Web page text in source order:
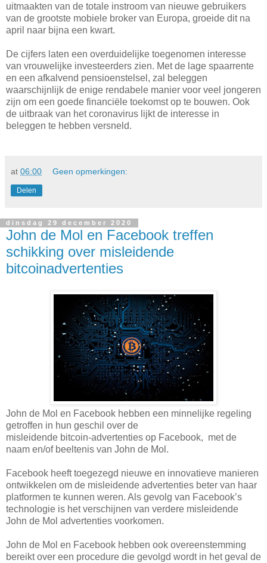
uitmaakten van de totale instroom van nieuwe gebruikers
van de grootste mobiele broker van Europa, groeide dit na
april naar bijna een kwart.
De cijfers laten een overduidelijke toegenomen interesse
van vrouwelijke investeerders zien. Met de lage spaarrente
en een afkalvend pensioenstelsel, zal beleggen
waarschijnlijk de enige rendabele manier voor veel jongeren
zijn om een goede financiële toekomst op te bouwen. Ook
de uitbraak van het coronavirus lijkt de interesse in
beleggen te hebben versneld.
at 06:00 Geen opmerkingen:
Delen
dinsdag 29 december 2020
John de Mol en Facebook treffen
schikking over misleidende
bitcoinadvertenties
John de Mol en Facebook hebben een minnelijke regeling
getroffen in hun geschil over de
misleidende bitcoin-advertenties op Facebook, met de
naam en/of beeltenis van John de Mol.
Facebook heeft toegezegd nieuwe en innovatieve manieren
ontwikkelen om de misleidende advertenties beter van haar
platformen te kunnen weren. Als gevolg van Facebook’s
technologie is het verschijnen van verdere misleidende
John de Mol advertenties voorkomen.
John de Mol en Facebook hebben ook overeenstemming
bereikt over een procedure die gevolgd wordt in het geval de